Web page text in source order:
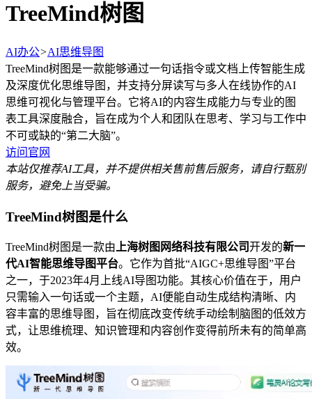
TreeMind树图
AI办公>AI思维导图
TreeMind树图是一款能够通过一句话指令或文档上传智能生成
及深度优化思维导图，并支持分屏读写与多人在线协作的AI
思维可视化与管理平台。它将AI的内容生成能力与专业的图
表工具深度融合，旨在成为个人和团队在思考、学习与工作中
不可或缺的“第二大脑”。
访问官网
本站仅推荐AI工具，并不提供相关售前售后服务，请自行甄别
服务，避免上当受骗。
TreeMind树图是什么
TreeMind树图是一款由 上海树图网络科技有限公司开发的新一
代AI智能思维导图平台。它作为首批“AIGC+思维导图”平台
之一，于2023年4月上线AI导图功能。其核心价值在于，用户
只需输入一句话或一个主题，AI便能自动生成结构清晰、内
容丰富的思维导图，旨在彻底改变传统手动绘制脑图的低效方
式，让思维梳理、知识管理和内容创作变得前所未有的简单高
效。